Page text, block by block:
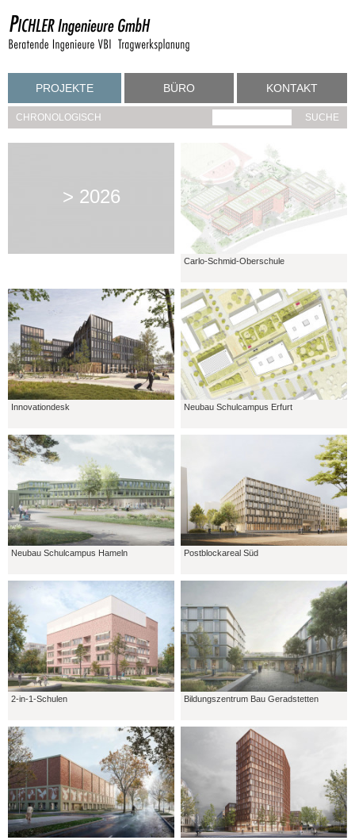
PROJEKTE BÜRO KONTAKT
CHRONOLOGISCH
> 2026
Carlo-Schmid-Oberschule
Innovationdesk Neubau Schulcampus Erfurt
Neubau Schulcampus Hameln Postblockareal Süd
2-in-1-Schulen Bildungszentrum Bau Geradstetten